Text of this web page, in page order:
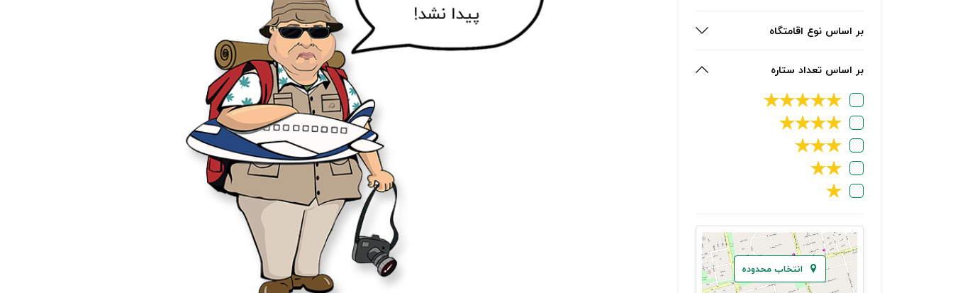
بر اساس نوع اقامتگاه
بر اساس تعداد ستاره
★
★
★
★
★
★
★
★
★
★
★
★
★
★
★
انتخاب محدوده